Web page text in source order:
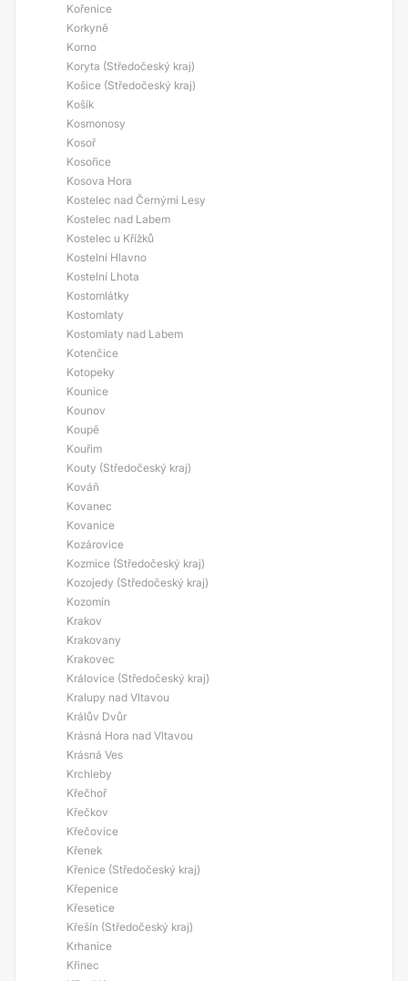
Kořenice
Korkyně
Korno
Koryta (Středočeský kraj)
Košice (Středočeský kraj)
Košík
Kosmonosy
Kosoř
Kosořice
Kosova Hora
Kostelec nad Černými Lesy
Kostelec nad Labem
Kostelec u Křížků
Kostelní Hlavno
Kostelní Lhota
Kostomlátky
Kostomlaty
Kostomlaty nad Labem
Kotenčice
Kotopeky
Kounice
Kounov
Koupě
Kouřim
Kouty (Středočeský kraj)
Kováň
Kovanec
Kovanice
Kozárovice
Kozmice (Středočeský kraj)
Kozojedy (Středočeský kraj)
Kozomín
Krakov
Krakovany
Krakovec
Královice (Středočeský kraj)
Kralupy nad Vltavou
Králův Dvůr
Krásná Hora nad Vltavou
Krásná Ves
Krchleby
Křečhoř
Křečkov
Křečovice
Křenek
Křenice (Středočeský kraj)
Křepenice
Křesetice
Křešín (Středočeský kraj)
Krhanice
Křinec